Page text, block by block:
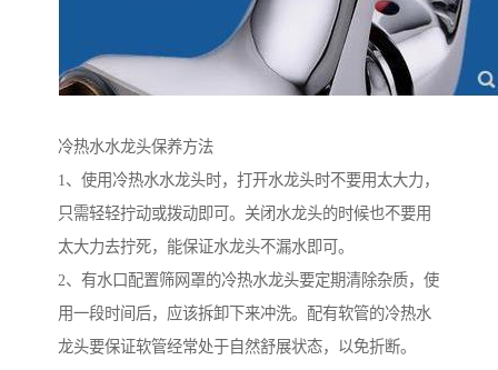
冷热水水龙头保养方法
1、使用冷热水水龙头时，打开水龙头时不要用太大力，
只需轻轻拧动或拨动即可。关闭水龙头的时候也不要用
太大力去拧死，能保证水龙头不漏水即可。
2、有水口配置筛网罩的冷热水龙头要定期清除杂质，使
用一段时间后，应该拆卸下来冲洗。配有软管的冷热水
龙头要保证软管经常处于自然舒展状态，以免折断。